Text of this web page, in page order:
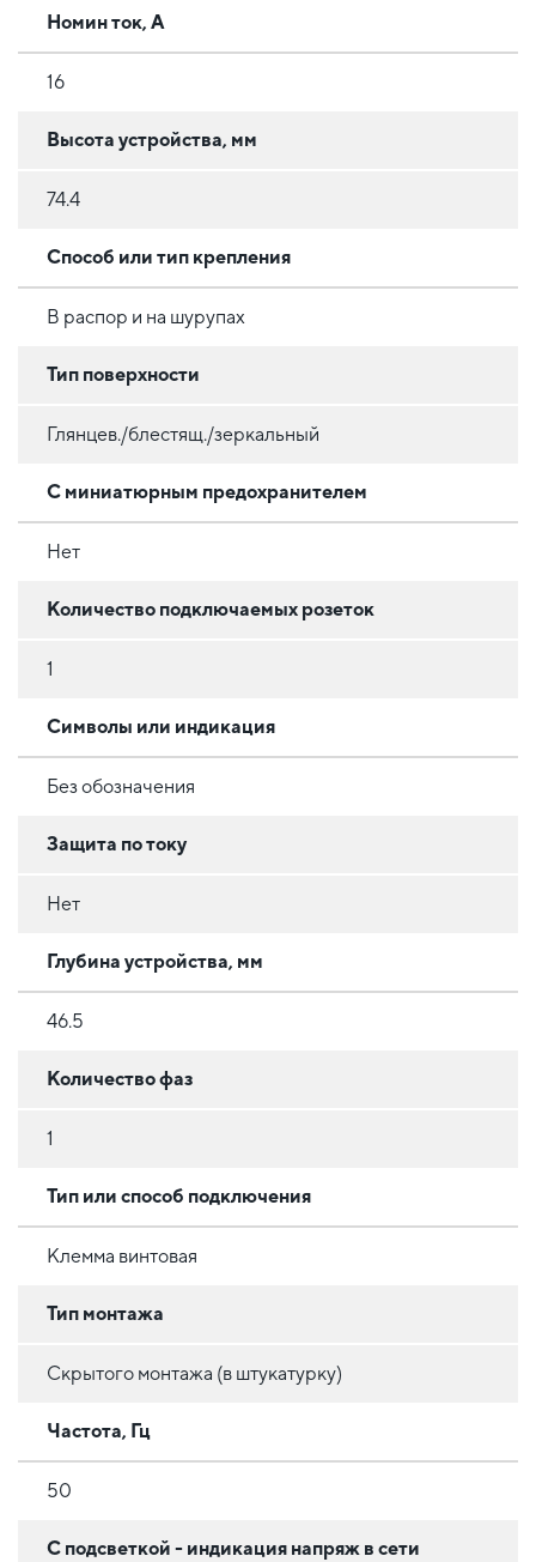
Номин ток, А
16
Высота устройства, мм
74.4
Способ или тип крепления
В распор и на шурупах
Тип поверхности
Глянцев./блестящ./зеркальный
С миниатюрным предохранителем
Нет
Количество подключаемых розеток
1
Символы или индикация
Без обозначения
Защита по току
Нет
Глубина устройства, мм
46.5
Количество фаз
1
Тип или способ подключения
Клемма винтовая
Тип монтажа
Скрытого монтажа (в штукатурку)
Частота, Гц
50
С подсветкой - индикация напряж в сети